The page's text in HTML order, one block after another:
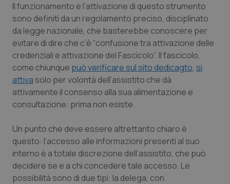
Lazio
Liguria
Lombardia
Marche
Piemonte
Provincia Autonoma di Bolzano
Diabete & glucometri
Disturbi dell’umore
Dolore
Donna & Salute
HIV
Infezioni & Febbre
Il funzionamento e l’attivazione di questo strumento
sono definiti da un regolamento preciso, disciplinato
da legge nazionale, che basterebbe conoscere per
evitare di dire che c’è “confusione tra attivazione delle
credenziali e attivazione del Fascicolo”. Il fascicolo,
come chiunque può verificare sul sito dedicagto, si
attiva solo per volontà dell’assistito che dà
attivamente il consenso alla sua alimentazione e
consultazione: prima non esiste.
Un punto che deve essere altrettanto chiaro è
questo: l’accesso alle informazioni presenti al suo
interno è a totale discrezione dell’assistito, che può
decidere se e a chi concedere tale accesso. Le
possibilità sono di due tipi: la delega, con